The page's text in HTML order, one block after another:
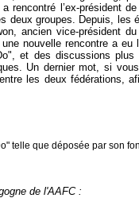
rencontré l’ex-président
deux groupes. Depuis, les
ancien vice-président
nouvelle rencontre a
et des discussions
Un dernier mot, si
les deux fédérations,
telle que déposée par son
de l'AAFC :